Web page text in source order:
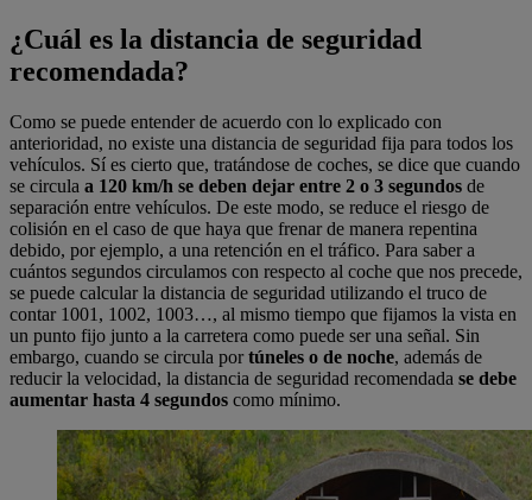
¿Cuál es la distancia de seguridad
recomendada?
Como se puede entender de acuerdo con lo explicado con
anterioridad, no existe una distancia de seguridad fija para todos los
vehículos. Sí es cierto que, tratándose de coches, se dice que cuando
se circula a 120 km/h se deben dejar entre 2 o 3 segundos de
separación entre vehículos. De este modo, se reduce el riesgo de
colisión en el caso de que haya que frenar de manera repentina
debido, por ejemplo, a una retención en el tráfico. Para saber a
cuántos segundos circulamos con respecto al coche que nos precede,
se puede calcular la distancia de seguridad utilizando el truco de
contar 1001, 1002, 1003…, al mismo tiempo que fijamos la vista en
un punto fijo junto a la carretera como puede ser una señal. Sin
embargo, cuando se circula portúneles o de noche, además de
reducir la velocidad, la distancia de seguridad recomendada se debe
aumentar hasta 4 segundos como mínimo.